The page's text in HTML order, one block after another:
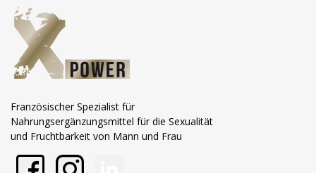
Französischer Spezialist für
Nahrungsergänzungsmittel für die Sexualität
und Fruchtbarkeit von Mann und Frau